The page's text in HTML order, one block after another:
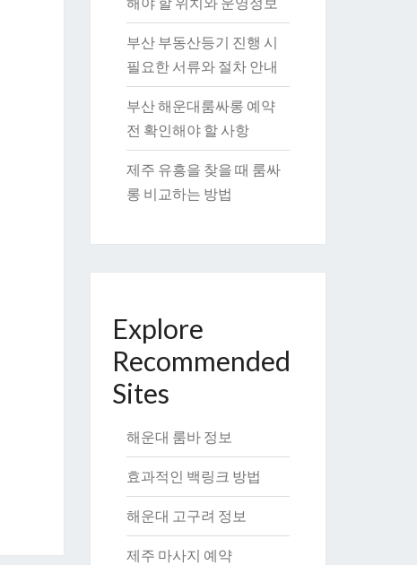
부산 부동산등기 진행 시
필요한 서류와 절차 안내
부산 해운대룸싸롱 예약
전 확인해야 할 사항
제주 유흥을 찾을 때 룸싸
롱 비교하는 방법
Explore
Recommended
Sites
해운대 룸바 정보
효과적인 백링크 방법
해운대 고구려 정보
제주 마사지 예약